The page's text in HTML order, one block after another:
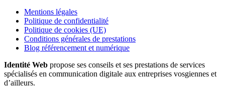
Mentions légales
Politique de confidentialité
Politique de cookies (UE)
Conditions générales de prestations
Blog référencement et numérique
Identité Web propose ses conseils et ses prestations de services
spécialisés en communication digitale aux entreprises vosgiennes et
d’ailleurs.